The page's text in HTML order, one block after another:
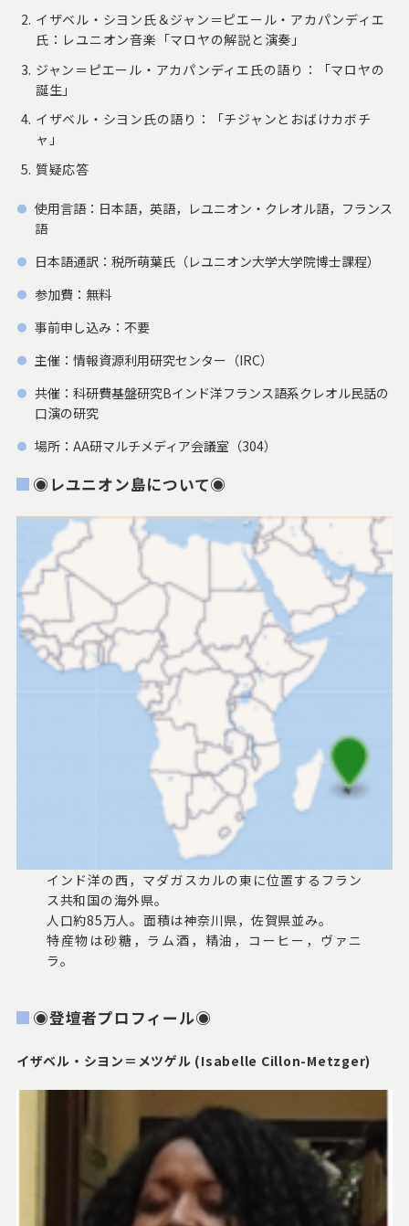
イザベル・シヨン氏＆ジャン＝ピエール・アカパンディエ
氏：レユニオン音楽「マロヤの解説と演奏」
ジャン＝ピエール・アカパンディエ氏の語り：「マロヤの
誕生」
イザベル・シヨン氏の語り：「チジャンとおばけカボチ
ャ」
質疑応答
使用言語：日本語，英語，レユニオン・クレオル語，フランス
語
日本語通訳：税所萌葉氏（レユニオン大学大学院博士課程）
参加費：無料
事前申し込み：不要
主催：情報資源利用研究センター（IRC）
共催：科研費基盤研究Bインド洋フランス語系クレオル民話の
口演の研究
場所：AA研マルチメディア会議室（304）
◉レユニオン島について◉
インド洋の西，マダガスカルの東に位置するフラン
ス共和国の海外県。
人口約85万人。面積は神奈川県，佐賀県並み。
特産物は砂糖，ラム酒，精油，コーヒー，ヴァニ
ラ。
◉登壇者プロフィール◉
イザベル・シヨン＝メツゲル (Isabelle Cillon-Metzger)